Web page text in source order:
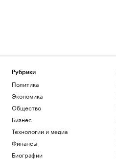
Рубрики
Политика
Экономика
Общество
Бизнес
Технологии и медиа
Финансы
Биографии